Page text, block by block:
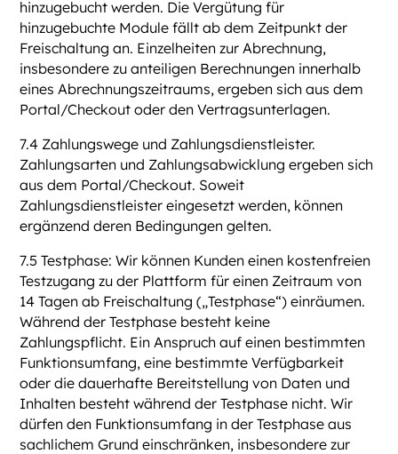
hinzugebucht werden. Die Vergütung für
hinzugebuchte Module fällt ab dem Zeitpunkt der
Freischaltung an. Einzelheiten zur Abrechnung,
insbesondere zu anteiligen Berechnungen innerhalb
eines Abrechnungszeitraums, ergeben sich aus dem
Portal/Checkout oder den Vertragsunterlagen.
7.4 Zahlungswege und Zahlungsdienstleister.
Zahlungsarten und Zahlungsabwicklung ergeben sich
aus dem Portal/Checkout. Soweit
Zahlungsdienstleister eingesetzt werden, können
ergänzend deren Bedingungen gelten.
7.5 Testphase: Wir können Kunden einen kostenfreien
Testzugang zu der Plattform für einen Zeitraum von
14 Tagen ab Freischaltung („Testphase“) einräumen.
Während der Testphase besteht keine
Zahlungspflicht. Ein Anspruch auf einen bestimmten
Funktionsumfang, eine bestimmte Verfügbarkeit
oder die dauerhafte Bereitstellung von Daten und
Inhalten besteht während der Testphase nicht. Wir
dürfen den Funktionsumfang in der Testphase aus
sachlichem Grund einschränken, insbesondere zur